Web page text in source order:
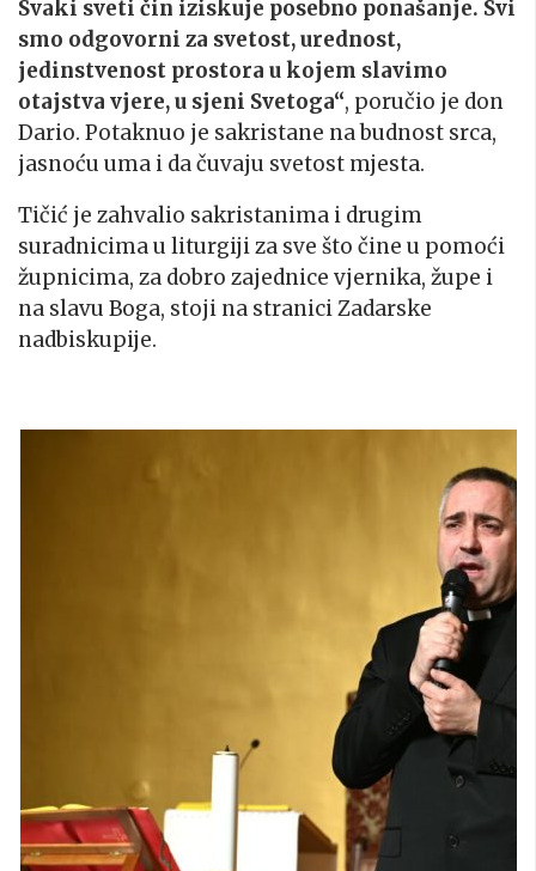
Svaki sveti čin iziskuje posebno ponašanje. Svi
smo odgovorni za svetost, urednost,
jedinstvenost prostora u kojem slavimo
otajstva vjere, u sjeni Svetoga“, poručio je don
Dario. Potaknuo je sakristane na budnost srca,
jasnoću uma i da čuvaju svetost mjesta.
Tičić je zahvalio sakristanima i drugim
suradnicima u liturgiji za sve što čine u pomoći
župnicima, za dobro zajednice vjernika, župe i
na slavu Boga, stoji na stranici Zadarske
nadbiskupije.